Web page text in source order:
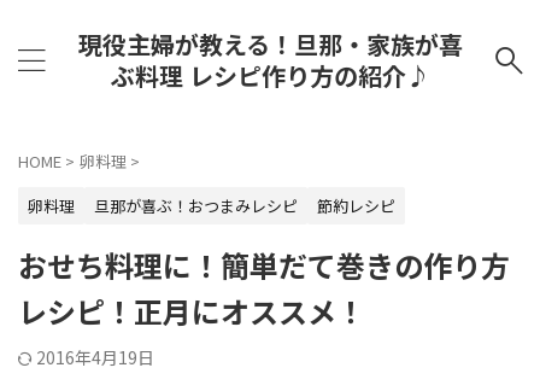
現役主婦が教える！旦那・家族が喜
ぶ料理 レシピ作り方の紹介♪
HOME > 卵料理 >
卵料理
旦那が喜ぶ！おつまみレシピ 節約レシピ
おせち料理に！簡単だて巻きの作り方
レシピ！正月にオススメ！
2016年4月19日